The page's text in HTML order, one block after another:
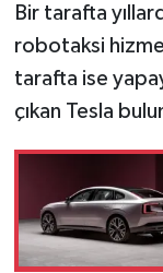
Bir tarafta
robotaksi
tarafta ise
çıkan Tesla
Hisarcık
İlçeler
Köşe
Kültür
Kütahya